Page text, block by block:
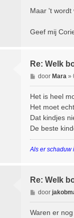
Maar 't wordt
Geef mij
Re: Welk
B
e
c
h
t
door Mara »
Het is heel
Het moet
Dat kindjes
De beste
Als er schaduw
Re: Welk
B
e
r
door
Waren er